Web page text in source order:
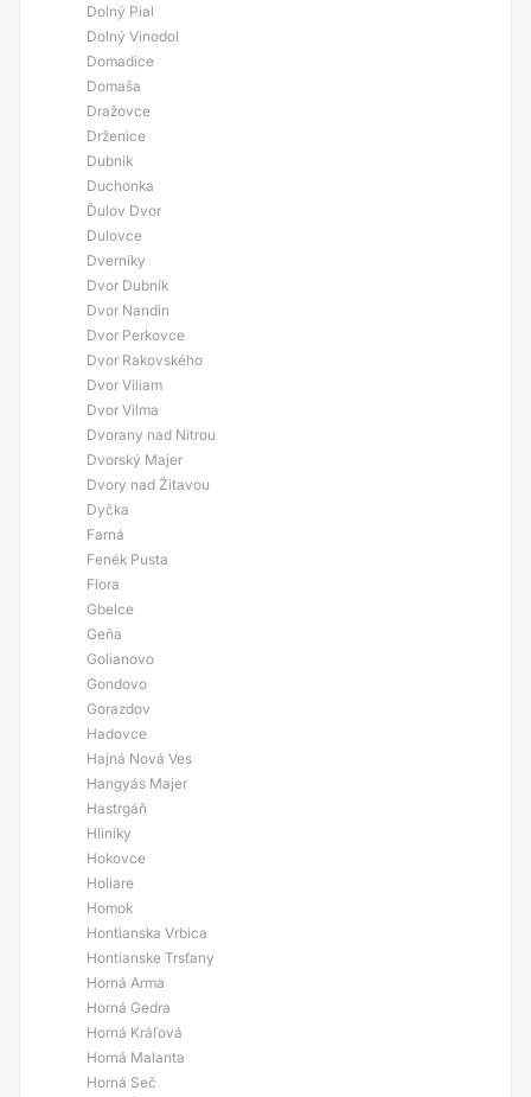
Dolný Pial
Dolný Vinodol
Domadice
Domaša
Dražovce
Drženice
Dubník
Duchonka
Ďulov Dvor
Dulovce
Dverníky
Dvor Dubník
Dvor Nandin
Dvor Perkovce
Dvor Rakovského
Dvor Viliam
Dvor Vilma
Dvorany nad Nitrou
Dvorský Majer
Dvory nad Žitavou
Dyčka
Farná
Fenék Pusta
Flora
Gbelce
Geňa
Golianovo
Gondovo
Gorazdov
Hadovce
Hajná Nová Ves
Hangyás Majer
Hastrgáň
Hliníky
Hokovce
Holiare
Homok
Hontianska Vrbica
Hontianske Trsťany
Horná Arma
Horná Gedra
Horná Kráľová
Horná Malanta
Horná Seč